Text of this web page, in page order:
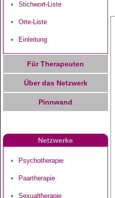
Stichwort-Liste
Orte-Liste
Einleitung
Für Therapeuten
Über das Netzwerk
Pinnwand
Netzwerke
Psychotherapie
Paartherapie
Sexualtherapie